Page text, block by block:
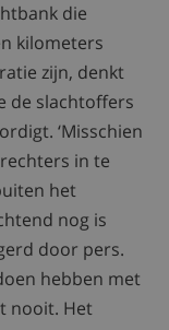
die
kilometers
zijn, denkt
de slachtoffers
‘Misschien
in te
het
nog is
door pers.
hebben met
nooit. Het